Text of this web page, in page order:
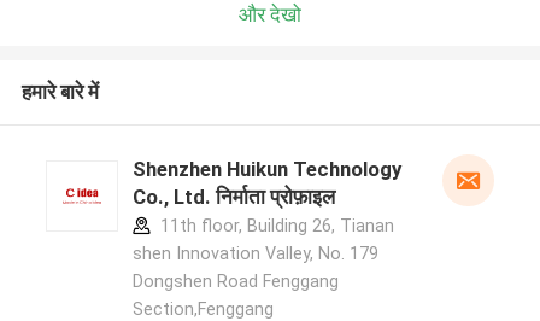
और देखो
हमारे बारे में
Shenzhen Huikun Technology
Co., Ltd. निर्माता प्रोफ़ाइल
11th floor, Building 26, Tianan
shen Innovation Valley, No. 179
Dongshen Road Fenggang
Section,Fenggang